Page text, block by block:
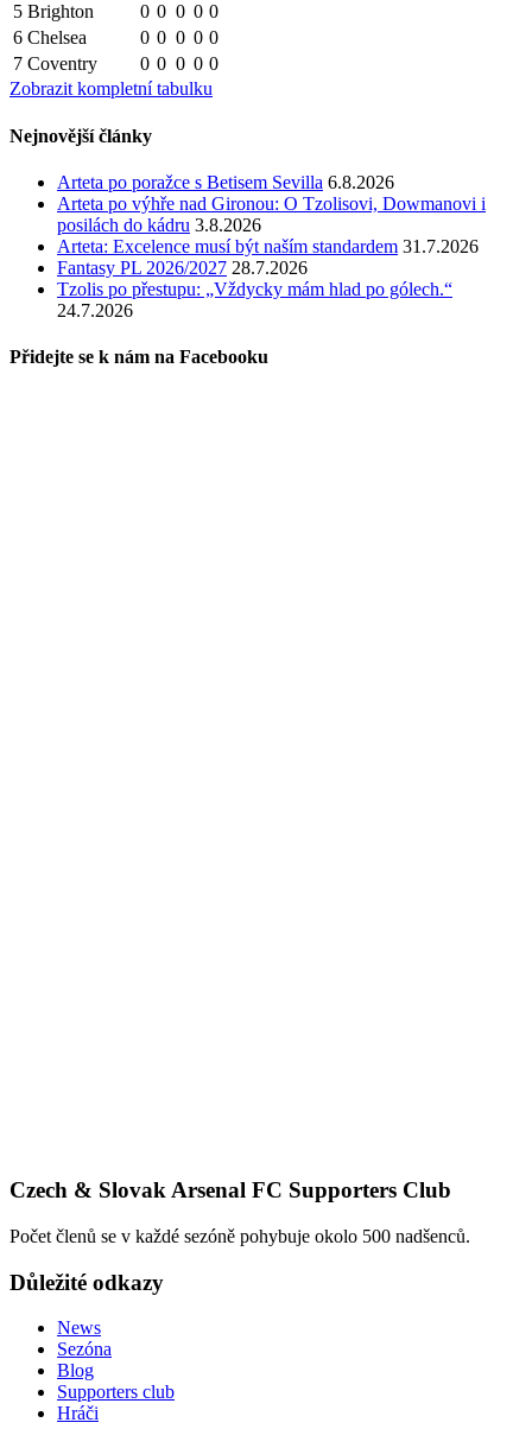
5 Brighton 0 0 0 0 0
6 Chelsea 0 0 0 0 0
7 Coventry 0 0 0 0 0
Zobrazit kompletní tabulku
Nejnovější články
Arteta po poražce s Betisem Sevilla 6.8.2026
Arteta po výhře nad Gironou: O Tzolisovi, Dowmanovi i
posilách do kádru 3.8.2026
Arteta: Excelence musí být naším standardem 31.7.2026
Fantasy PL 2026/2027 28.7.2026
Tzolis po přestupu: „Vždycky mám hlad po gólech.“
24.7.2026
Přidejte se k nám na Facebooku
Czech & Slovak Arsenal FC Supporters Club
Počet členů se v každé sezóně pohybuje okolo 500 nadšenců.
Důležité odkazy
News
Sezóna
Blog
Supporters club
Hráči